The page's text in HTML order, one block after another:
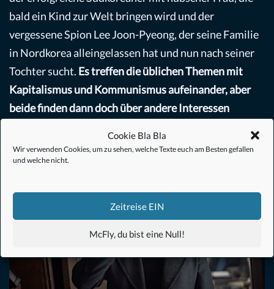
Cookie Bla Bla
Wir verwenden Cookies, um zu sehen, welche Texte euch am Besten gefallen
und welche nicht.
Zeitreise EIN
McFly, du bist eine Null!
bald ein Kind zur Welt bringen wird und der
vergessene Spion Lee Joon-Pyeong, der seine Familie
in Nordkorea alleingelassen hat und nun nach seiner
Tochter sucht. Es treffen die üblichen Themen mit
Kapitalismus und Kommunismus aufeinander, aber
beide finden dann doch über andere Interessen